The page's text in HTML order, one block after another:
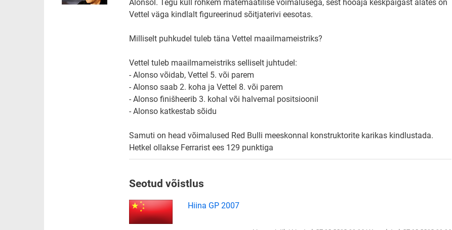
Alonsol. Tegu küll rohkem matemaatilise võimalusega, sest hooaja keskpaigast alates on
Vettel väga kindlalt figureerinud sõitjaterivi eesotas.
Milliselt puhkudel tuleb täna Vettel maailmameistriks?
Vettel tuleb maailmameistriks selliselt juhtudel:
- Alonso võidab, Vettel 5. või parem
- Alonso saab 2. koha ja Vettel 8. või parem
- Alonso finišheerib 3. kohal või halvemal positsioonil
- Alonso katkestab sõidu
Samuti on head võimalused Red Bulli meeskonnal konstruktorite karikas kindlustada.
Hetkel ollakse Ferrarist ees 129 punktiga
Seotud võistlus
Hiina GP 2007